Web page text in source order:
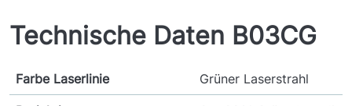
Technische Daten B03CG
Farbe Laserlinie Grüner Laserstrahl